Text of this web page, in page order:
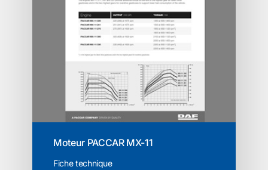
Moteur PACCAR MX-11
Fiche technique